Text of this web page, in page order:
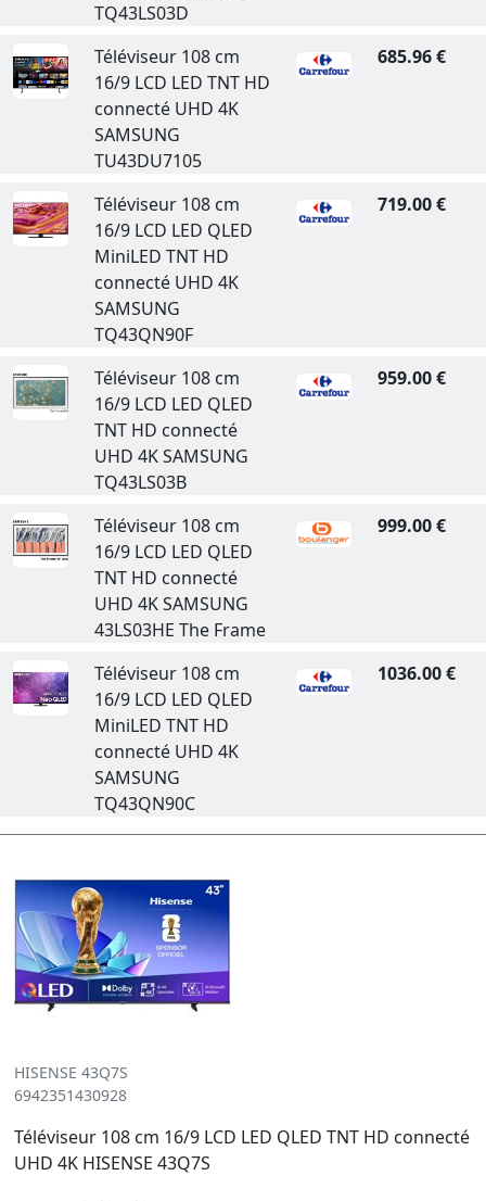
TQ43LS03D
Téléviseur 108 cm
16/9 LCD LED TNT HD
connecté UHD 4K
SAMSUNG
TU43DU7105
685.96 €
Téléviseur 108 cm
16/9 LCD LED QLED
MiniLED TNT HD
connecté UHD 4K
SAMSUNG
TQ43QN90F
719.00 €
Téléviseur 108 cm
16/9 LCD LED QLED
TNT HD connecté
UHD 4K SAMSUNG
TQ43LS03B
959.00 €
Téléviseur 108 cm
16/9 LCD LED QLED
TNT HD connecté
UHD 4K SAMSUNG
43LS03HE The Frame
999.00 €
Téléviseur 108 cm
16/9 LCD LED QLED
MiniLED TNT HD
connecté UHD 4K
SAMSUNG
TQ43QN90C
1036.00 €
HISENSE 43Q7S
6942351430928
Téléviseur 108 cm 16/9 LCD LED QLED TNT HD connecté
UHD 4K HISENSE 43Q7S